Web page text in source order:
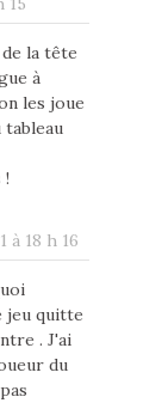
la tête
à
les joue
tableau
!
à 18 h 16
jeu quitte
. J'ai
du